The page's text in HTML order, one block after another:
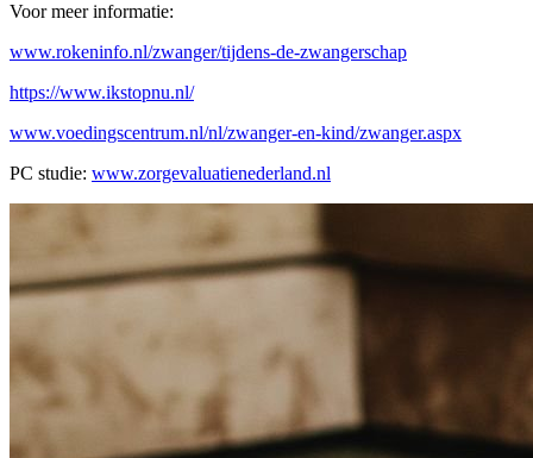
Voor meer informatie:
www.rokeninfo.nl/zwanger/tijdens-de-zwangerschap
https://www.ikstopnu.nl/
www.voedingscentrum.nl/nl/zwanger-en-kind/zwanger.aspx
PC studie: www.zorgevaluatienederland.nl